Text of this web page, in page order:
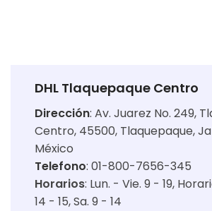
DHL Tlaquepaque Centro
Dirección: Av. Juarez No. 249,
Centro, 45500, Tlaquepaque,
México
Telefono: 01-800-7656-345
Horarios: Lun. - Vie. 9 - 19
14 - 15 Sa. 9 - 14